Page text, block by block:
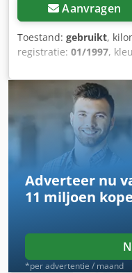
Aanvragen
Toestand: gebruikt,
registratie: 01/1997,
Voertuiglocatie:
dwarsvergrendeling
geschikt voor
met knikhaak DIN-
dwarsvergrendeling.
GARANTIE,
Adverteer nu
11 miljoen
*per advertentie / maand